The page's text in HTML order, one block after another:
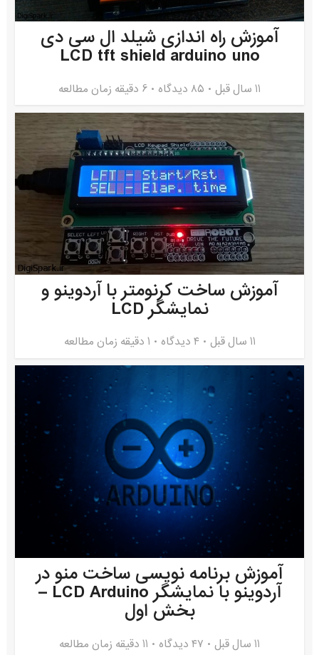
آموزش راه اندازی شیلد ال سی دی
LCD tft shield arduino uno
11 سال قبل ۸۵ دیدگاه 6 دقیقه زمان مطالعه
آموزش ساخت کرنومتر با آردوینو و
نمایشگر LCD
11 سال قبل ۴ دیدگاه 1 دقیقه زمان مطالعه
آموزش برنامه نویسی ساخت منو در
آردوینو با نمایشگر LCD Arduino –
بخش اول
11 سال قبل ۴۷ دیدگاه 11 دقیقه زمان مطالعه